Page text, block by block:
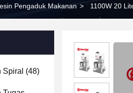
Pengaduk Makanan > 1100W 20
Spiral (48)